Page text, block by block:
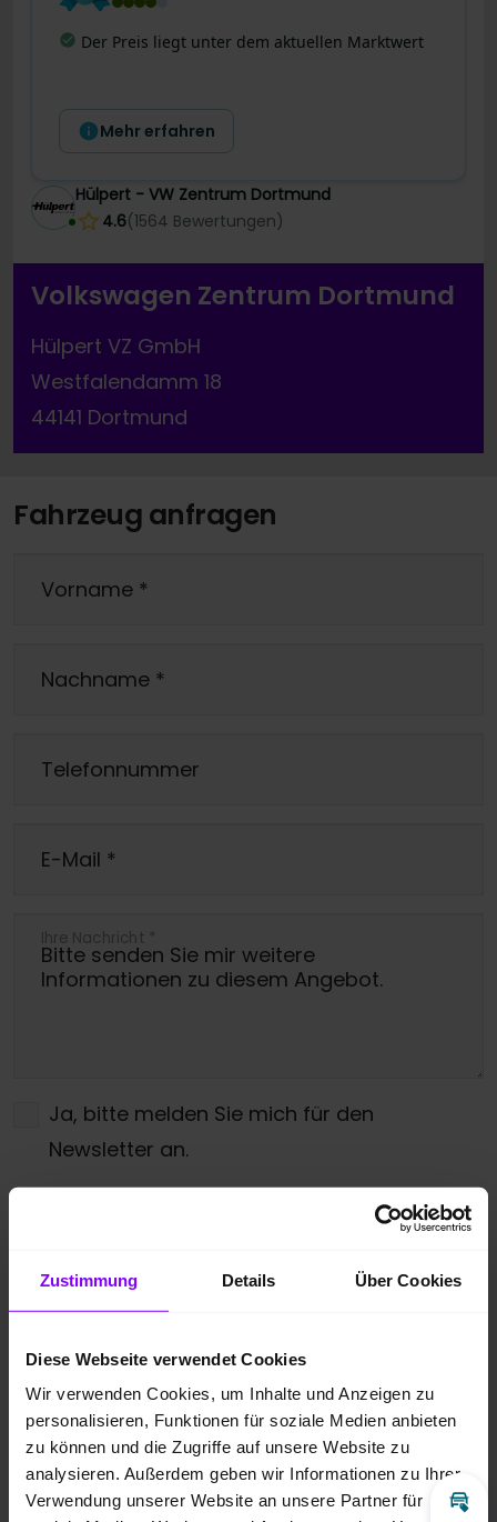
Zustimmung Details Über Cookies
Diese Webseite verwendet Cookies
Wir verwenden Cookies, um Inhalte und Anzeigen zu
personalisieren, Funktionen für soziale Medien anbieten
zu können und die Zugriffe auf unsere Website zu
analysieren. Außerdem geben wir Informationen zu Ihrer
Verwendung unserer Website an unsere Partner für
Letzte Preisänderung:Dieses Angebot wurde
Mehr erfahren
Hülpert - VW Zentrum Dortmund
4.6(1564 Bewertungen)
Volkswagen Zentrum Dortmund
Hülpert VZ GmbH
Westfalendamm 18
44141 Dortmund
Fahrzeug anfragen
Vorname *
Nachname *
Telefonnummer
E-Mail *
Ihre Nachricht *
Ja, bitte melden Sie mich für den
Newsletter an.
Ich bin damit einverstanden, dass die
übermittelten Daten entsprechend der
Datenschutzbestimmungen
gespeichert
und verarbeitet werden dürfen. Zudem
angegebenen Möglichkeiten kontaktiert zu
werden.*
* Pflichtfeld